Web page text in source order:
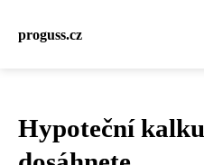
proguss.cz
Hypoteční